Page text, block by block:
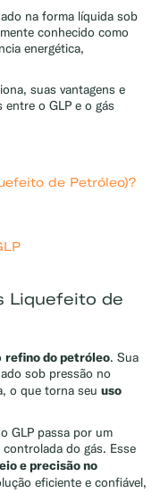
na forma líquida sob
conhecido como
energética,
suas vantagens e
o GLP e o gás
de Petróleo)?
Liquefeito de
refino do petróleo. Sua
sob pressão no
o que torna seu uso
GLP passa por um
do gás. Esse
e precisão no
eficiente e confiável,